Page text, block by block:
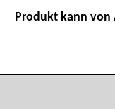
Produkt kann